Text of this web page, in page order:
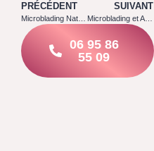
PRÉCÉDENT SUIVANT
06 95 86
55 09